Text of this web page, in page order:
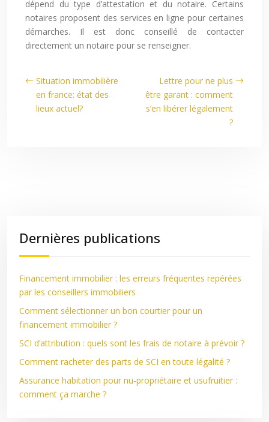
dépend du type d’attestation et du notaire. Certains
notaires proposent des services en ligne pour certaines
démarches. Il est donc conseillé de contacter
directement un notaire pour se renseigner.
Situation immobilière
en france: état des
lieux actuel?
Lettre pour ne plus
être garant : comment
s’en libérer légalement
?
Dernières publications
Financement immobilier : les erreurs fréquentes repérées
par les conseillers immobiliers
Comment sélectionner un bon courtier pour un
financement immobilier ?
SCI d’attribution : quels sont les frais de notaire à prévoir ?
Comment racheter des parts de SCI en toute légalité ?
Assurance habitation pour nu-propriétaire et usufruitier :
comment ça marche ?